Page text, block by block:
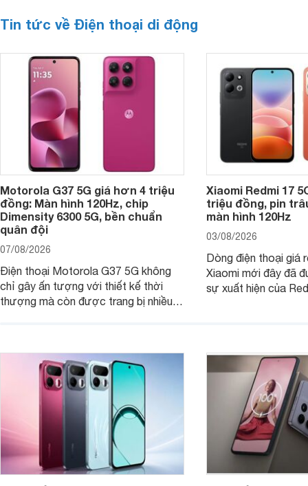
Tin tức về Điện thoại di động
Motorola G37 5G giá hơn 4 triệu
đồng: Màn hình 120Hz, chip
Dimensity 6300 5G, bền chuẩn
quân đội
07/08/2026
Điện thoại Motorola G37 5G không
chỉ gây ấn tượng với thiết kế thời
thượng mà còn được trang bị nhiều
Xiaomi Redmi 17
triệu đồng, pin
màn hình 120Hz
03/08/2026
Dòng điện thoại giá
Xiaomi mới đây đã
sự xuất hiện của